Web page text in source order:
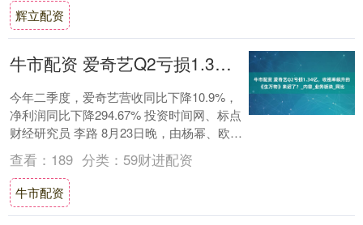
辉立配资
牛市配资 爱奇艺Q2亏损1.34亿，收视率飙升的《生万物》来迟了？_内容_业务板块_同比
今年二季度，爱奇艺营收同比下降10.9%，
净利润同比下降294.67% 投资时间网、标点
财经研究员 李路 8月23日晚，由杨幂、欧
豪、倪大红、秦海璐、蓝盈莹等主....
查看： 189 分类： 59财进配资
牛市配资